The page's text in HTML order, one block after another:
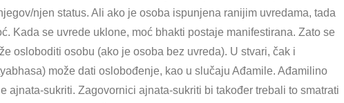
njen status. Ali ako je osoba ispunjena ranijim uvredama, tada
Kada se uvrede uklone, moć bhakti postaje manifestirana. Zato se
osloboditi osobu (ako je osoba bez uvreda). U stvari, čak i
može dati oslobođenje, kao u slučaju Ađamile. Ađamilino
ajnata-sukriti. Zagovornici ajnata-sukriti bi također trebali to smatrati